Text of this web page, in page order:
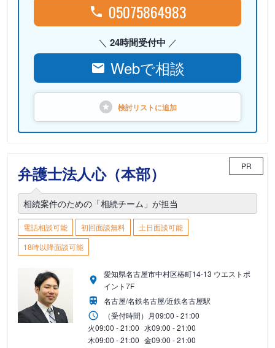
05075864983
24時間受付中
Webで相談
検討リストに追加
弁護士法人心（本部） PR
相続案件のための「相続チーム」が担当
電話相談可能 初回面談無料
土日面談可能
18時以降面談可能
愛知県名古屋市中村区椿町14-13 ウエストポ
イント7F
名古屋/名鉄名古屋/近鉄名古屋駅
（受付時間） 月09:00 - 21:00
火09:00 - 21:00 水09:00 - 21:00
木09:00 - 21:00 金09:00 - 21:00